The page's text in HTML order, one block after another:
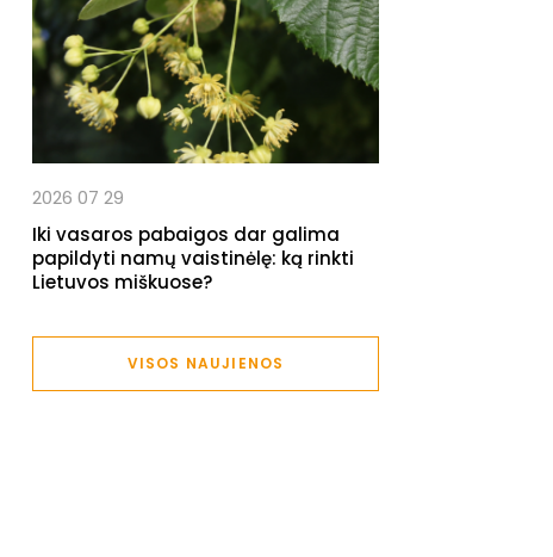
2026 07 29
Iki vasaros pabaigos dar galima
papildyti namų vaistinėlę: ką rinkti
Lietuvos miškuose?
VISOS NAUJIENOS